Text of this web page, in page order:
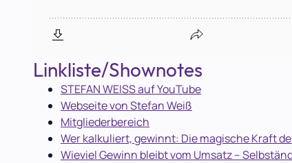
Linkliste/Shownotes
STEFAN WEISS auf YouTube
Webseite von Stefan Weiß
Mitgliederbereich
Wer kalkuliert, gewinnt: Die magische Kraft
Wieviel Gewinn bleibt vom Umsatz –